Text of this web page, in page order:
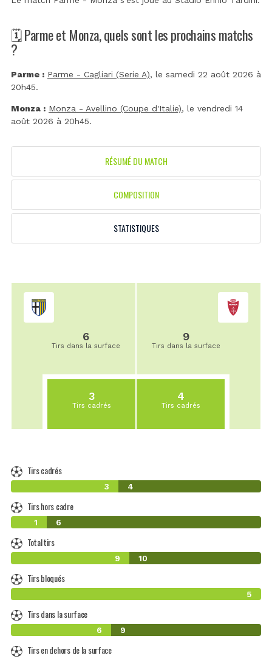
🗓️ Parme et Monza, quels sont les prochains matchs
?
Parme : Parme - Cagliari (Serie A), le samedi 22 août 2026 à
20h45.
Monza : Monza - Avellino (Coupe d'Italie), le vendredi 14
août 2026 à 20h45.
RÉSUMÉ DU MATCH
COMPOSITION
STATISTIQUES
6
Tirs dans la surface
3
Tirs cadrés
9
Tirs dans la surface
4
Tirs cadrés
Tirs cadrés
3 4
Tirs hors cadre
1 6
Total tirs
9 10
Tirs bloqués
5
Tirs dans la surface
6 9
Tirs en dehors de la surface